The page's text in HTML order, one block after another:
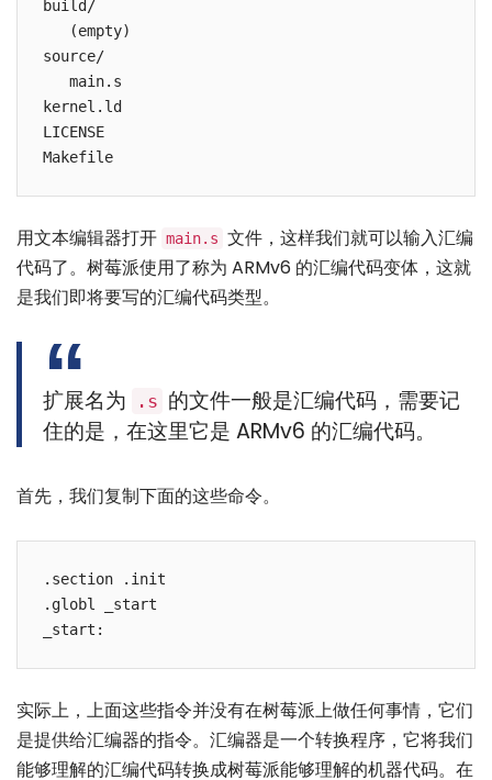
build/
   (empty)
source/
   main.s
kernel.ld
LICENSE
Makefile
用文本编辑器打开 main.s 文件，这样我们就可以输入汇编
代码了。树莓派使用了称为 ARMv6 的汇编代码变体，这就
是我们即将要写的汇编代码类型。
扩展名为 .s 的文件一般是汇编代码，需要记
住的是，在这里它是 ARMv6 的汇编代码。
首先，我们复制下面的这些命令。
.section .init
.globl _start
_start:
实际上，上面这些指令并没有在树莓派上做任何事情，它们
是提供给汇编器的指令。汇编器是一个转换程序，它将我们
能够理解的汇编代码转换成树莓派能够理解的机器代码。在